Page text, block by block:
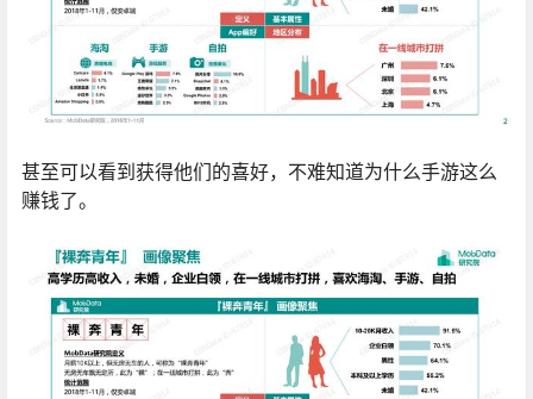
甚至可以看到获得他们的喜好，不难知道为什么手游这么
赚钱了。